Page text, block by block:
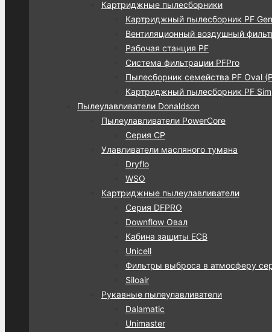
Картриджные пылесборники
Картриджный пылесборник PF
Вентиляционный воздушный
Рабочая станция PF
Система фильтрации PFPro
Пылесборник семейства PF Oval
Картриджный пылесборник PF
Пылеулавливатели Donaldson
Пылеулавливатели PowerCore
Серия CP
Улавливатели масляного тумана
Dryflo
WSO
Картриджные пылеулавливатели
Серия DFPRO
Downflow Овал
Кабина защиты ECB
Unicell
Фильтры выброса в атмосферу
Siloair
Рукавные пылеулавливатели
Dalamatic
Unimaster